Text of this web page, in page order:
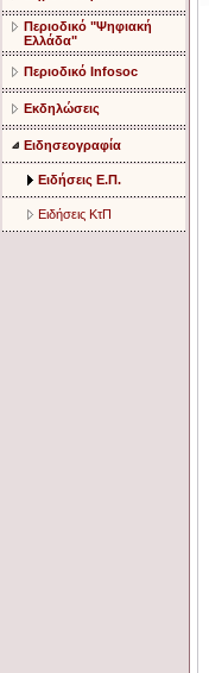
Περιοδικό "Ψηφιακή
Ελλάδα"
Περιοδικό Infosoc
Εκδηλώσεις
Ειδησεογραφία
Ειδήσεις Ε.Π.
Ειδήσεις ΚτΠ